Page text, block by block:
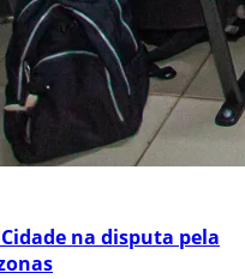
na disputa pela